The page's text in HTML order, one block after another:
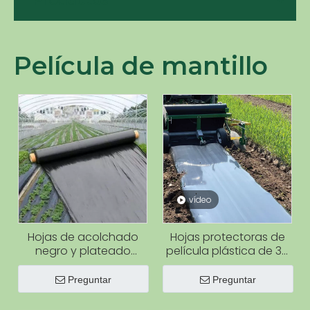
Película de mantillo
Hojas de acolchado
negro y plateado
Película de acolchado
de plástico agrícola
Preguntar
vídeo
Hojas protectoras de
película plástica de 30
micrones para
plantación agrícola de
piña
Preguntar